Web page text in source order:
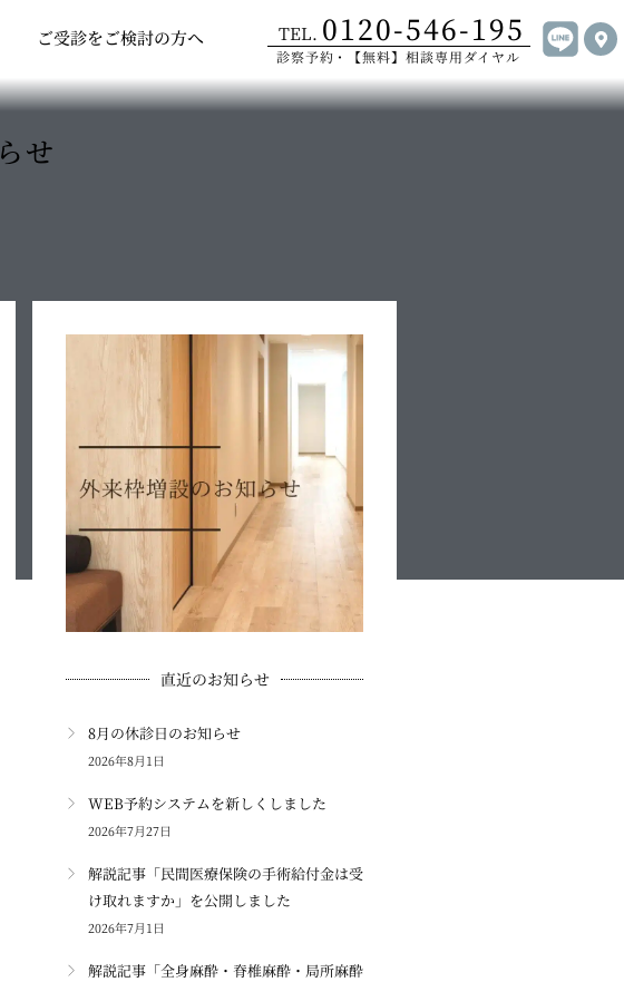
Open 日帰り手術について
ご受診をご検討の方へ Open ご受診をご検討の方へ
TEL. 0120-546-195
診察予約・【無料】相談専用ダイヤル
せ
直近のお知らせ
8月の休診日のお知らせ
2026年8月1日
WEB予約システムを新しくしました
2026年7月27日
解説記事「民間医療保険の手術給付金は受
け取れますか」を公開しました
2026年7月1日
解説記事「全身麻酔・脊椎麻酔・局所麻酔